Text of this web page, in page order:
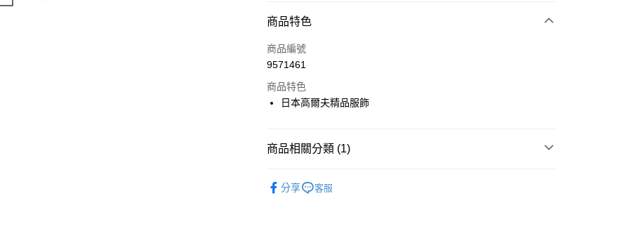
全盈+PAY
運送方式
每筆NT$60
每筆NT$60
商品特色
商品編號
9571461
商品特色
日本高爾夫精品服飾
商品相關分類 (1)
分享
客服